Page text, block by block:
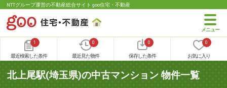
NTTグループ運営の不動産総合サイト goo住宅・不動産
1
最近検索した条件
0
最近見た物件
0
保存した条件
0
お気に入り
北上尾駅(埼玉県)の中古マンション 物件一覧